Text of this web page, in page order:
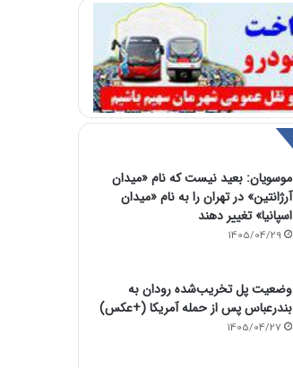
موسویان: بعید نیست که نام «میدان
آرژانتین» در تهران را به نام «میدان
اسپانیا» تغییر دهند
1405/04/29
وضعیت پل تخریب‌شده رودان به
بندرعباس پس از حمله آمریکا (+عکس)
1405/04/27